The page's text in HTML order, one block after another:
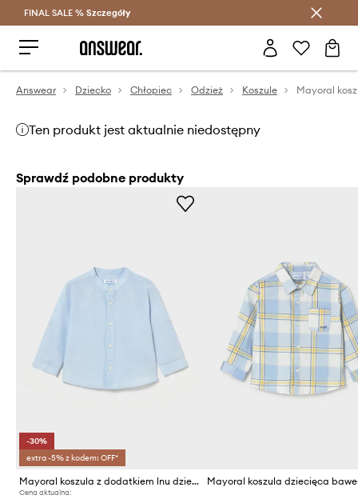
Oszczędzaj z Answear Club >
FINAL SALE % Szczegóły
Answear Dziecko Chłopiec Odzież Koszule
Ten produkt jest aktualnie niedostępny
Sprawdź podobne produkty
-30%
extra -5% z kodem: OFF*
Mayoral koszula z dodatkiem lnu dziecięca
Cena aktualna: